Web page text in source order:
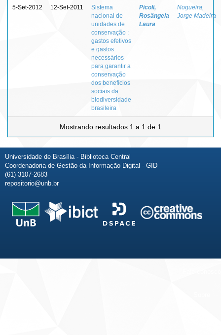
5-Set-2012 12-Set-2011
Sistema
nacional de
unidades de
conservação :
gastos efetivos
e gastos
necessários
para garantir a
conservação
dos benefícios
sociais da
biodiversidade
brasileira
Picoli,
Rosângela
Laura
Nogueira,
Jorge Madeira
Mostrando resultados 1 a 1 de 1
Universidade de Brasília - Biblioteca Central
Coordenadoria de Gestão da Informação Digital - GID
(61) 3107-2683
repositorio@unb.br